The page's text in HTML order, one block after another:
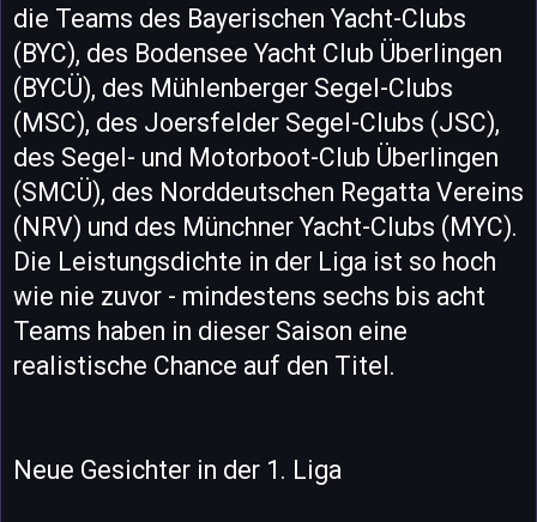
die Teams des Bayerischen Yacht-Clubs
(BYC), des Bodensee Yacht Club Überlingen
(BYCÜ), des Mühlenberger Segel-Clubs
(MSC), des Joersfelder Segel-Clubs (JSC),
des Segel- und Motorboot-Club Überlingen
(SMCÜ), des Norddeutschen Regatta Vereins
(NRV) und des Münchner Yacht-Clubs (MYC).
Die Leistungsdichte in der Liga ist so hoch
wie nie zuvor - mindestens sechs bis acht
Teams haben in dieser Saison eine
realistische Chance auf den Titel.
Neue Gesichter in der 1. Liga